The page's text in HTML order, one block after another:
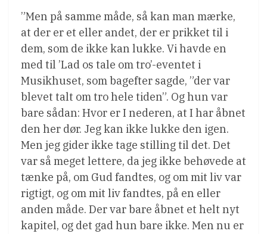
”Men på samme måde, så kan man mærke,
at der er et eller andet, der er prikket til i
dem, som de ikke kan lukke. Vi havde en
med til ’Lad os tale om tro’-eventet i
Musikhuset, som bagefter sagde, ”der var
blevet talt om tro hele tiden”. Og hun var
bare sådan: Hvor er I nederen, at I har åbnet
den her dør. Jeg kan ikke lukke den igen.
Men jeg gider ikke tage stilling til det. Det
var så meget lettere, da jeg ikke behøvede at
tænke på, om Gud fandtes, og om mit liv var
rigtigt, og om mit liv fandtes, på en eller
anden måde. Der var bare åbnet et helt nyt
kapitel, og det gad hun bare ikke. Men nu er